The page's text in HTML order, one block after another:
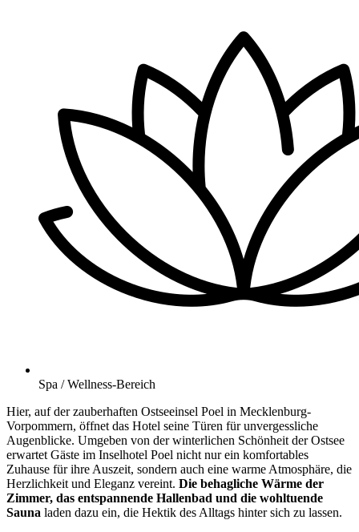
Spa / Wellness-Bereich
Hier, auf der zauberhaften Ostseeinsel Poel in Mecklenburg-
Vorpommern, öffnet das Hotel seine Türen für unvergessliche
Augenblicke. Umgeben von der winterlichen Schönheit der Ostsee
erwartet Gäste im Inselhotel Poel nicht nur ein komfortables
Zuhause für ihre Auszeit, sondern auch eine warme Atmosphäre, die
Herzlichkeit und Eleganz vereint. Die behagliche Wärme der
Zimmer, das entspannende Hallenbad und die wohltuende
Sauna laden dazu ein, die Hektik des Alltags hinter sich zu lassen.